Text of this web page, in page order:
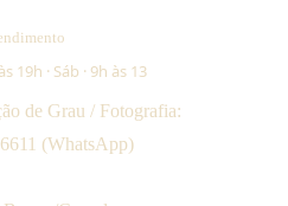
19h · Sáb · 9h às 13
de Grau / Fotografia:
(WhatsApp)